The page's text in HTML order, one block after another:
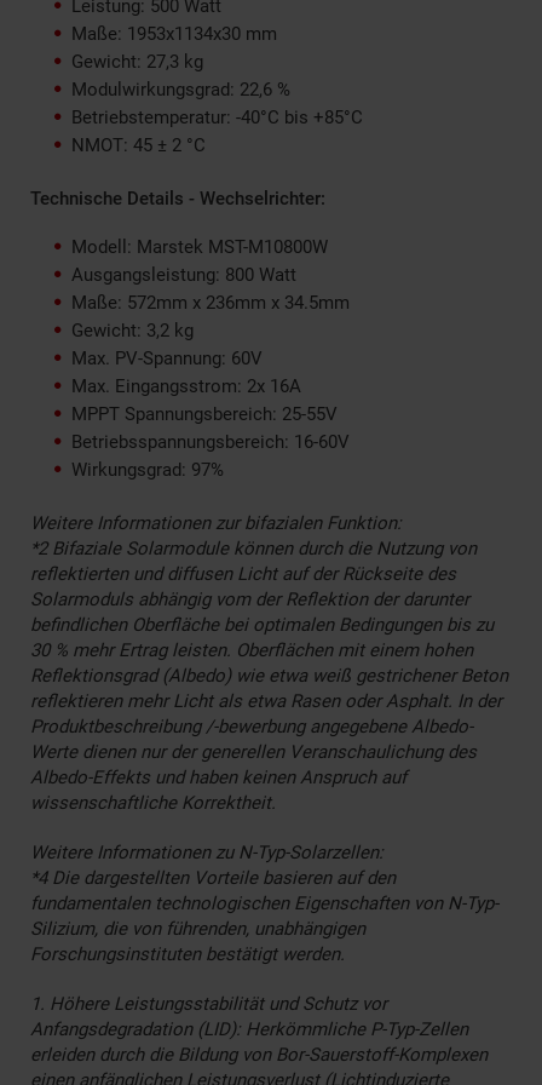
Leistung: 500 Watt
Maße: 1953x1134x30 mm
Gewicht: 27,3 kg
Modulwirkungsgrad: 22,6 %
Betriebstemperatur: -40°C bis +85°C
NMOT: 45 ± 2 °C
Technische Details - Wechselrichter:
Modell: Marstek MST-M10800W
Ausgangsleistung: 800 Watt
Maße: 572mm x 236mm x 34.5mm
Gewicht: 3,2 kg
Max. PV-Spannung: 60V
Max. Eingangsstrom: 2x 16A
MPPT Spannungsbereich: 25-55V
Betriebsspannungsbereich: 16-60V
Wirkungsgrad: 97%
Weitere Informationen zur bifazialen Funktion:
*2 Bifaziale Solarmodule können durch die Nutzung von
reflektierten und diffusen Licht auf der Rückseite des
Solarmoduls abhängig vom der Reflektion der darunter
befindlichen Oberfläche bei optimalen Bedingungen bis zu
30 % mehr Ertrag leisten. Oberflächen mit einem hohen
Reflektionsgrad (Albedo) wie etwa weiß gestrichener Beton
reflektieren mehr Licht als etwa Rasen oder Asphalt. In der
Produktbeschreibung /-bewerbung angegebene Albedo-
Werte dienen nur der generellen Veranschaulichung des
Albedo-Effekts und haben keinen Anspruch auf
wissenschaftliche Korrektheit.
Weitere Informationen zu N-Typ-Solarzellen:
*4 Die dargestellten Vorteile basieren auf den
fundamentalen technologischen Eigenschaften von N-Typ-
Silizium, die von führenden, unabhängigen
Forschungsinstituten bestätigt werden.
1. Höhere Leistungsstabilität und Schutz vor
Anfangsdegradation (LID): Herkömmliche P-Typ-Zellen
erleiden durch die Bildung von Bor-Sauerstoff-Komplexen
einen anfänglichen Leistungsverlust (Lichtinduzierte